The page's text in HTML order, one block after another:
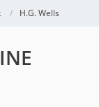
H.G. Wells